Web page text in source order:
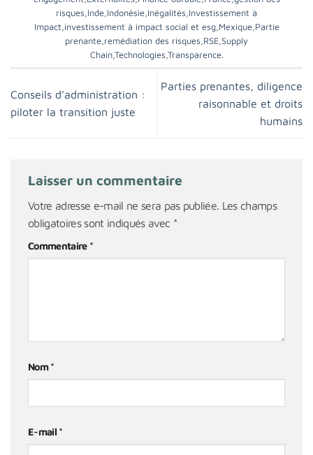
risques Inde Indonésie Inégalités Investissement à
Impact investissement à impact social et esg, Mexique, Partie
prenante remédiation des risques RSE Supply
Chain, Technologies Transparence.
Conseils d’administration :
piloter la transition juste
Parties prenantes, diligence
raisonnable et droits
humains
Laisser un commentaire
Votre adresse e-mail ne sera pas publiée. Les champs
obligatoires sont indiqués avec *
Commentaire *
Nom*
E-mail *